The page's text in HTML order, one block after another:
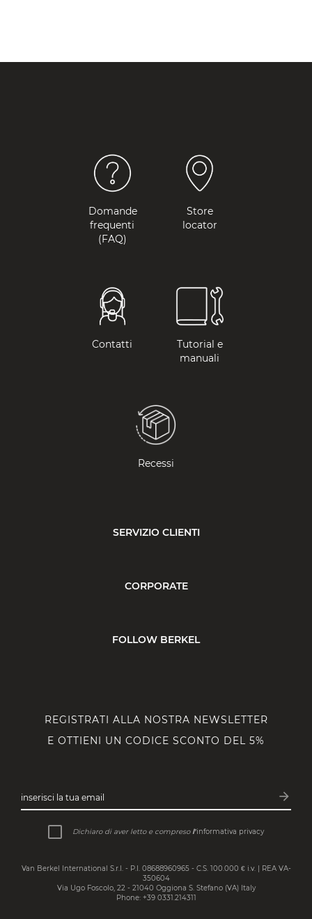
Domande
frequenti
(FAQ)
Store
locator
Contatti
Tutorial e
manuali
Recessi
SERVIZIO CLIENTI
CORPORATE
FOLLOW BERKEL
REGISTRATI ALLA NOSTRA NEWSLETTER
E OTTIENI UN CODICE SCONTO DEL 5%
inserisci la tua email arrow_forward
Dichiaro di aver letto e compreso l’informativa privacy
Van Berkel International S.r.l. - P.I. 08688960965 - C.S. 100.000 € i.v. | REA VA-
350604
Via Ugo Foscolo, 22 - 21040 Oggiona S. Stefano (VA) Italy
Phone: +39 0331.214311